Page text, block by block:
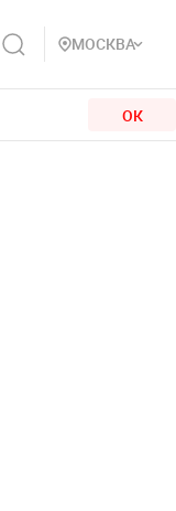
МОСКВА
ОК